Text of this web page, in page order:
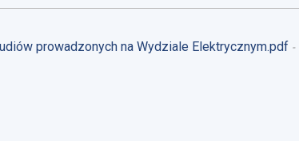
prowadzonych na Wydziale Elektrycznym.pdf -